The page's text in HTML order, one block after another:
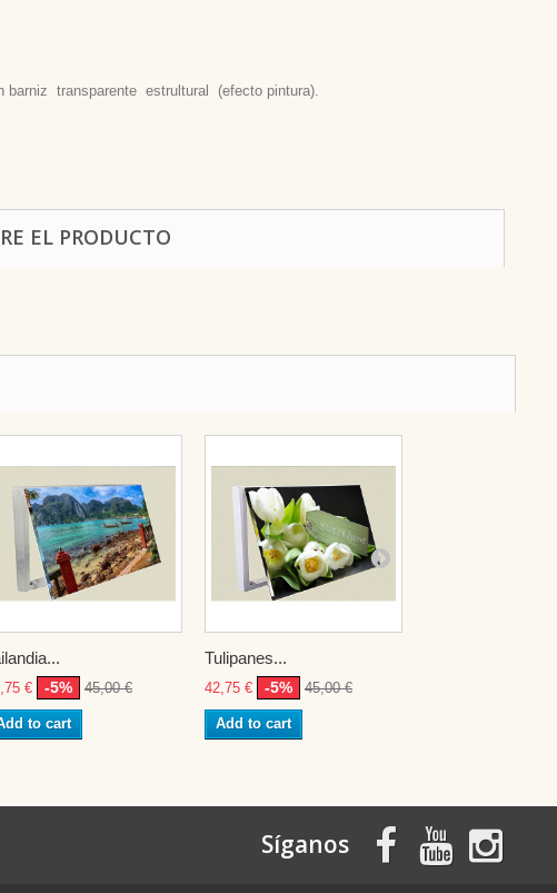
barniz transparente estrultural (efecto pintura).
EL PRODUCTO
€ -5% 45,00 €
to cart
Tulipanes...
42,75 € -5% 45,00 €
Add to cart
Síganos